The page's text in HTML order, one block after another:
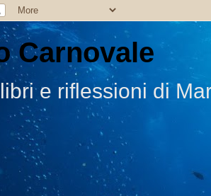
Carnovale
e riflessioni di